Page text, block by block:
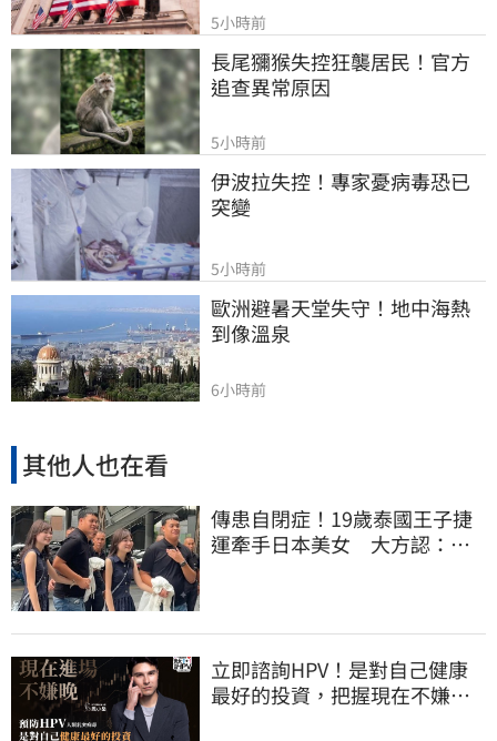
5小時前
長尾獼猴失控狂襲居民！官方
追查異常原因
5小時前
伊波拉失控！專家憂病毒恐已
突變
5小時前
歐洲避暑天堂失守！地中海熱
到像溫泉
6小時前
其他人也在看
傳患自閉症！19歲泰國王子捷
運牽手日本美女 大方認：
立即諮詢HPV！是對自己健康
最好的投資，把握現在不嫌